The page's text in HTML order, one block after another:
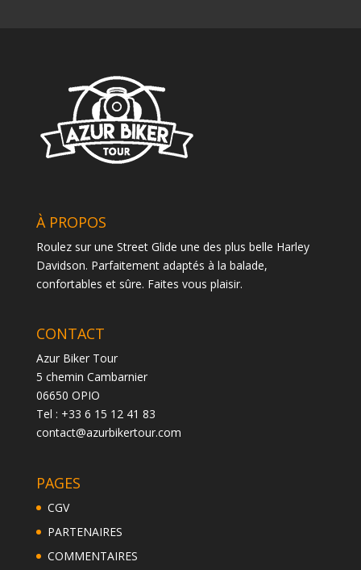
À PROPOS
Roulez sur une Street Glide une des plus belle Harley
Davidson. Parfaitement adaptés à la balade,
confortables et sûre. Faites vous plaisir.
CONTACT
Azur Biker Tour
5 chemin Cambarnier
06650 OPIO
Tel : +33 6 15 12 41 83
contact@azurbikertour.com
PAGES
CGV
PARTENAIRES
COMMENTAIRES